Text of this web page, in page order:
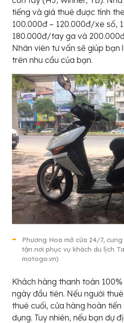
tiếng và giá thuê được tính
100.000đ – 120.000đ/xe số,
180.000đ/tay ga và
Nhân viên tư vấn sẽ giúp bạn
trên nhu cầu của bạn.
Phương Hoa mở cửa 24/7,
tận nơi phục vụ khách du lịch
motogo.vn)
Khách hàng thanh toán
ngày đầu tiên. Nếu người
thuê cuối, cửa hàng hoàn
dụng. Tuy nhiên, nếu bạn dự